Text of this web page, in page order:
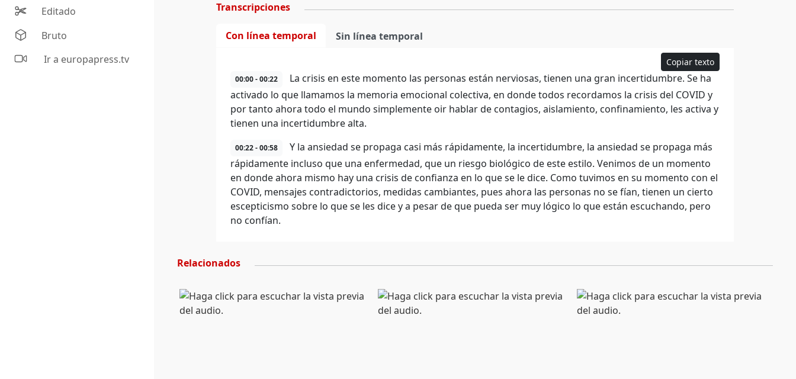
Editado
Bruto
Ir a europapress.tv
Transcripciones
Con línea temporal Sin línea temporal
Copiar texto
00:00 - 00:22
La crisis en este momento las personas están nerviosas, tienen una gran incertidumbre. Se ha
activado lo que llamamos la memoria emocional colectiva, en donde todos recordamos la crisis del COVID y
por tanto ahora todo el mundo simplemente oir hablar de contagios, aislamiento, confinamiento, les activa y
tienen una incertidumbre alta.
00:22 - 00:58
Y la ansiedad se propaga casi más rápidamente, la incertidumbre, la ansiedad se propaga más
rápidamente incluso que una enfermedad, que un riesgo biológico de este estilo. Venimos de un momento
en donde ahora mismo hay una crisis de confianza en lo que se le dice. Como tuvimos en su momento con el
COVID, mensajes contradictorios, medidas cambiantes, pues ahora las personas no se fían, tienen un cierto
escepticismo sobre lo que se les dice y a pesar de que pueda ser muy lógico lo que están escuchando, pero
no confían.
Relacionados